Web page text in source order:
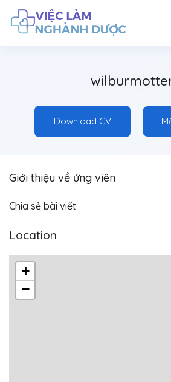
Download CV
Giới thiệu về ứng viên
Chia sẻ bài viết
Location
+
−